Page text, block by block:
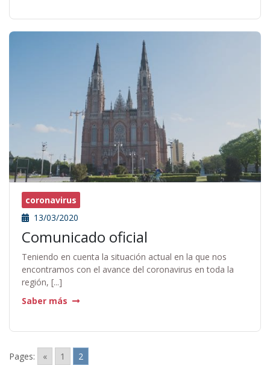
coronavirus
13/03/2020
Comunicado oficial
Teniendo en cuenta la situación actual en la que nos
encontramos con el avance del coronavirus en toda la
región, [...]
Saber más
Pages: « 1 2